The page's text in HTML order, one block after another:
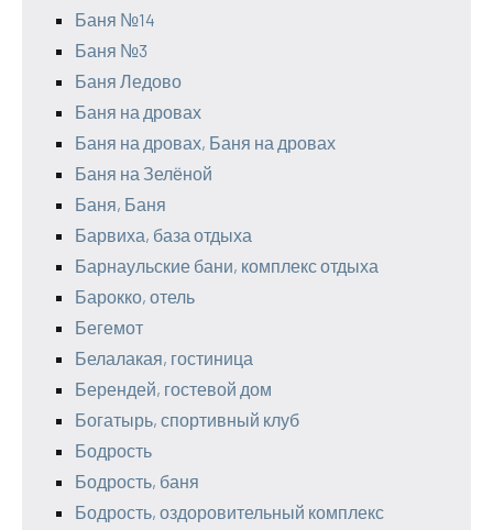
Баня №14
Баня №3
Баня Ледово
Баня на дровах
Баня на дровах, Баня на дровах
Баня на Зелёной
Баня, Баня
Барвиха, база отдыха
Барнаульские бани, комплекс отдыха
Барокко, отель
Бегемот
Белалакая, гостиница
Берендей, гостевой дом
Богатырь, спортивный клуб
Бодрость
Бодрость, баня
Бодрость, оздоровительный комплекс